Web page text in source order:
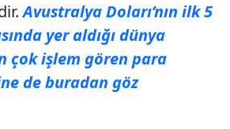
Avustralya Doları’nın ilk 5
yer aldığı dünya
çok işlem gören para
de buradan göz